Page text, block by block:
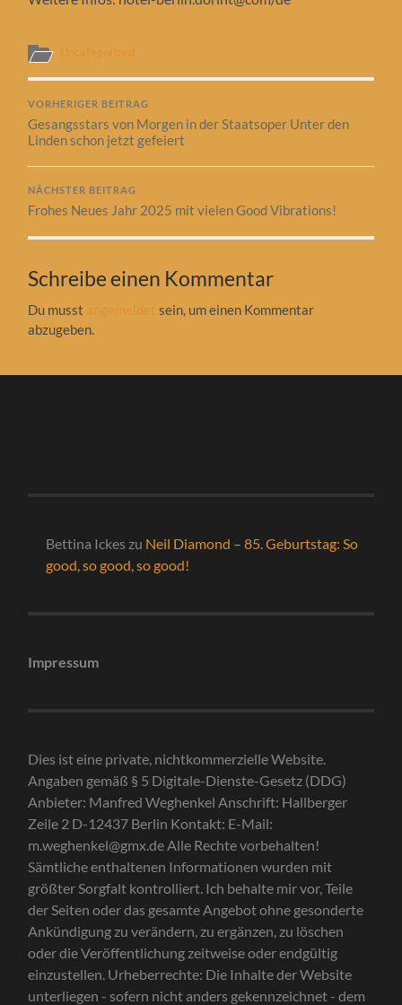
Uncategorized
VORHERIGER BEITRAG
Gesangsstars von Morgen in der Staatsoper Unter den
Linden schon jetzt gefeiert
NÄCHSTER BEITRAG
Frohes Neues Jahr 2025 mit vielen Good Vibrations!
Schreibe einen Kommentar
Du musst angemeldet sein, um einen Kommentar
abzugeben.
Bettina Ickes zu Neil Diamond – 85. Geburtstag: So
good, so good, so good!
Impressum
Dies ist eine private, nichtkommerzielle Website.
Angaben gemäß § 5 Digitale-Dienste-Gesetz (DDG)
Anbieter: Manfred Weghenkel Anschrift: Hallberger
Zeile 2 D-12437 Berlin Kontakt: E-Mail:
m.weghenkel@gmx.de Alle Rechte vorbehalten!
Sämtliche enthaltenen Informationen wurden mit
größter Sorgfalt kontrolliert. Ich behalte mir vor, Teile
der Seiten oder das gesamte Angebot ohne gesonderte
Ankündigung zu verändern, zu ergänzen, zu löschen
oder die Veröffentlichung zeitweise oder endgültig
einzustellen. Urheberrechte: Die Inhalte der Website
unterliegen - sofern nicht anders gekennzeichnet - dem